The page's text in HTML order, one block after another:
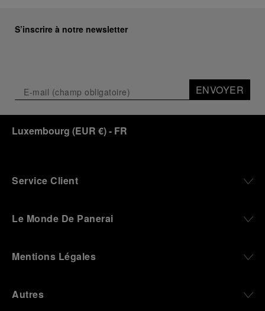
S’inscrire à notre newsletter
ENVOYER
Luxembourg (EUR €)- FR
Service Client
Le Monde De Panerai
Mentions Légales
Autres